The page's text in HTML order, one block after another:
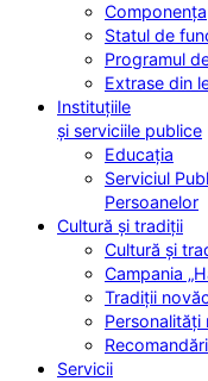
Componența
Statul de
Programul
Extrase din
Instituțiile
și serviciile publice
Educația
Serviciul
Persoanelor
Cultură și tradiții
Cultură și
Campania
Tradiții
Personalități
Servicii